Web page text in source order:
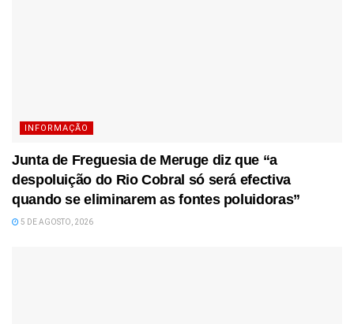
INFORMAÇÃO
Junta de Freguesia de Meruge diz que “a
despoluição do Rio Cobral só será efectiva
quando se eliminarem as fontes poluidoras”
5 DE AGOSTO, 2026